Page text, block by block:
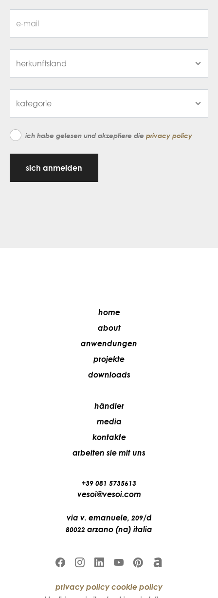
ich habe gelesen und akzeptiere die privacy policy
sich anmelden
home
about
anwendungen
projekte
downloads
händler
media
kontakte
arbeiten sie mit uns
+39 081 5735613
vesoi@vesoi.com
via v. emanuele, 209/d
80022 arzano (na) italia
privacy policy cookie policy